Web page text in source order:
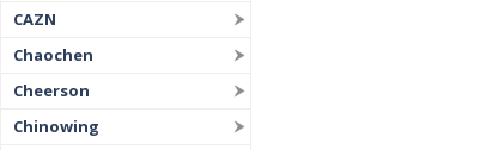
CAZN
Chaochen
Cheerson
Chinowing